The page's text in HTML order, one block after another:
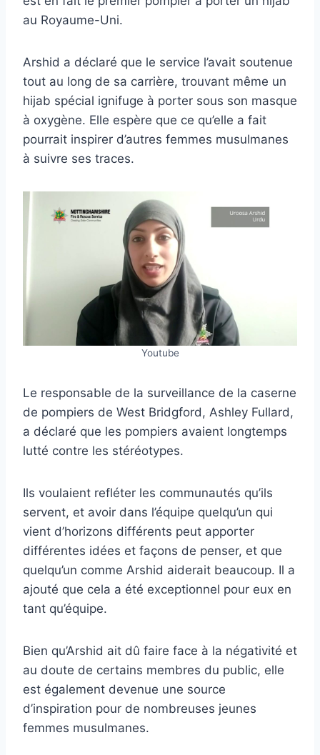
au Royaume-Uni.
Arshid a déclaré que le service l’avait soutenue
tout au long de sa carrière, trouvant même un
hijab spécial ignifuge à porter sous son masque
à oxygène. Elle espère que ce qu’elle a fait
pourrait inspirer d’autres femmes musulmanes
à suivre ses traces.
Youtube
Le responsable de la surveillance de la caserne
de pompiers de West Bridgford, Ashley Fullard,
a déclaré que les pompiers avaient longtemps
lutté contre les stéréotypes.
Ils voulaient refléter les communautés qu’ils
servent, et avoir dans l’équipe quelqu’un qui
vient d’horizons différents peut apporter
différentes idées et façons de penser, et que
quelqu’un comme Arshid aiderait beaucoup. Il a
ajouté que cela a été exceptionnel pour eux en
tant qu’équipe.
Bien qu’Arshid ait dû faire face à la négativité et
au doute de certains membres du public, elle
est également devenue une source
d’inspiration pour de nombreuses jeunes
femmes musulmanes.